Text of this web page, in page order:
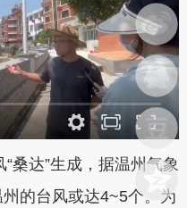
达”生成，据温州气象
的台风或达4~5个。为